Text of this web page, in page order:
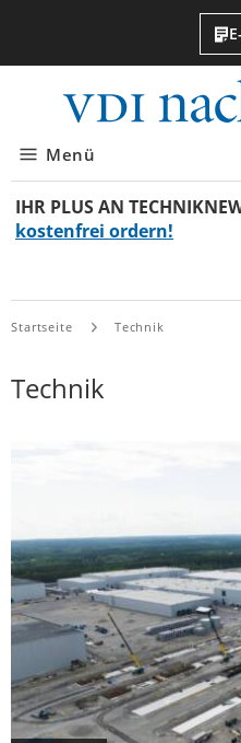
Menü
IHR PLUS AN
kostenfrei ordern!
Startseite Technik
Technik